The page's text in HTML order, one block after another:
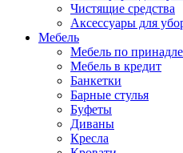
Чистящие средства
Аксессуары для
Мебель
Мебель по
Мебель в кредит
Банкетки
Барные стулья
Буфеты
Диваны
Кресла